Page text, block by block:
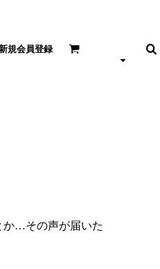
規会員登録
か…その声が届いた